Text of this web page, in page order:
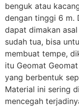
benguk atau
dengan tinggi 6 m.
dapat dimakan
sudah tua, bisa
membuat tempe,
itu Geomat
yang berbentuk
Material ini sering
mencegah